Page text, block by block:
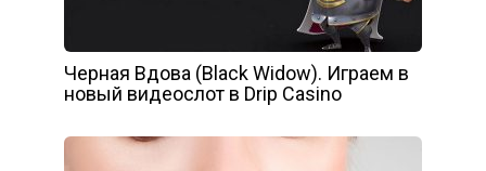
Черная Вдова (Black Widow). Играем в
новый видеослот в Drip Casino